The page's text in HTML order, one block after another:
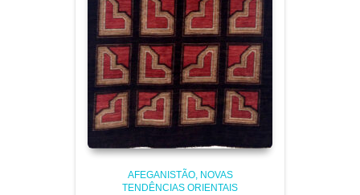
AFEGANISTÃO
NOVAS
TENDÊNCIAS ORIENTAIS